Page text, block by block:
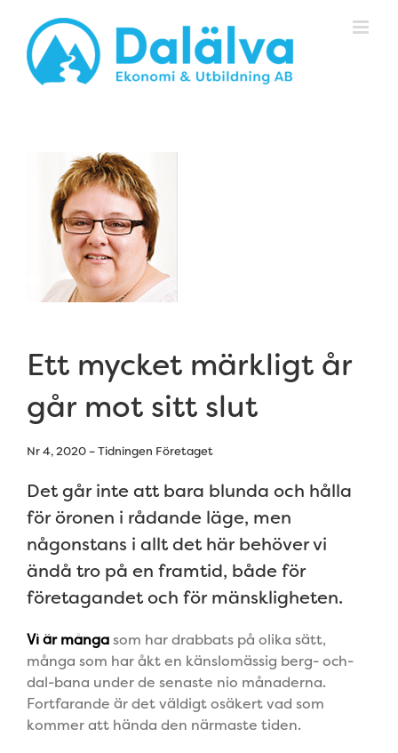
innehållet
Ett mycket märkligt år
går mot sitt slut
Nr 4, 2020 – Tidningen Företaget
Det går inte att bara blunda och hålla
för öronen i rådande läge, men
någonstans i allt det här behöver vi
ändå tro på en framtid, både för
företagandet och för mänskligheten.
Vi är mångasom har drabbats på olika sätt,
många som har åkt en känslomässig berg- och-
dal-bana under de senaste nio månaderna.
Fortfarande är det väldigt osäkert vad som
kommer att hända den närmaste tiden.